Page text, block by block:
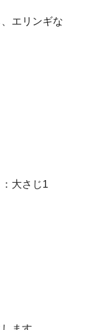
エリンギな
大さじ1